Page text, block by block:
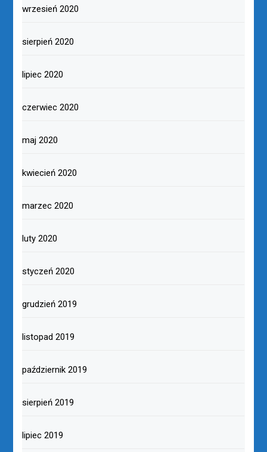
wrzesień 2020
sierpień 2020
lipiec 2020
czerwiec 2020
maj 2020
kwiecień 2020
marzec 2020
luty 2020
styczeń 2020
grudzień 2019
listopad 2019
październik 2019
sierpień 2019
lipiec 2019